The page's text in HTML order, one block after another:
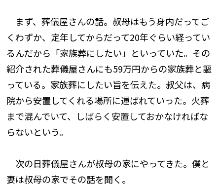
まず、葬儀屋さんの話。叔母はもう身内だってご
くわずか、定年してからだって20年ぐらい経ってい
るんだから「家族葬にしたい」といっていた。その
紹介された葬儀屋さんにも59万円からの家族葬と謳
っている。家族葬にしたい旨を伝えた。叔父は、病
院から安置してくれる場所に運ばれていった。火葬
まで混んでいて、しばらく安置しておかなければな
らないという。
次の日葬儀屋さんが叔母の家にやってきた。僕と
妻は叔母の家でその話を聞く。